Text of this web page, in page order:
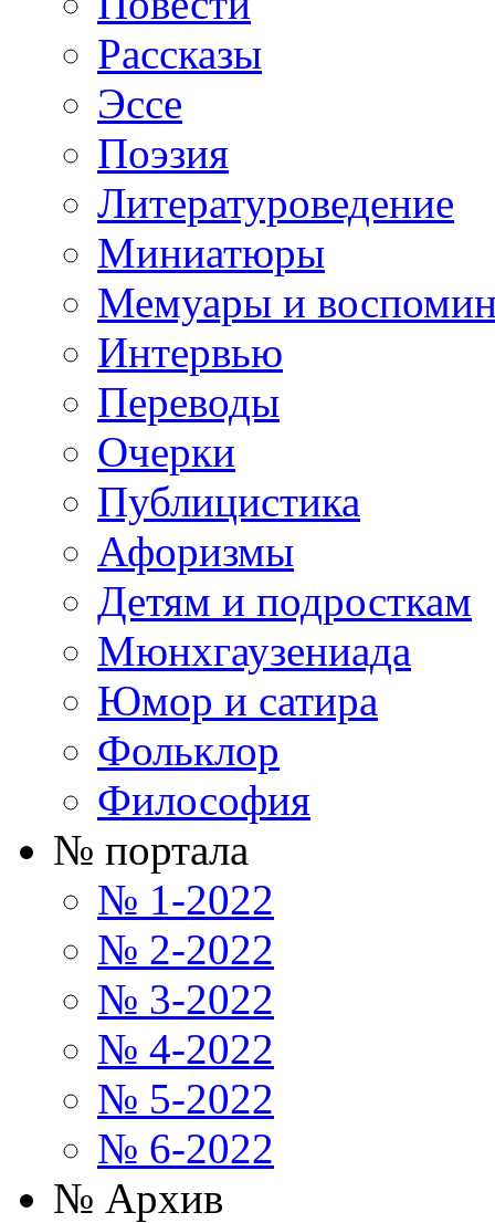
Рассказы
Эссе
Поэзия
Литературоведение
Миниатюры
Мемуары и
Интервью
Переводы
Очерки
Публицистика
Афоризмы
Детям и подросткам
Мюнхгаузениада
Юмор и сатира
Фольклор
Философия
№ портала
№ 1-2022
№ 2-2022
№ 3-2022
№ 4-2022
№ 5-2022
№ 6-2022
№ Архив